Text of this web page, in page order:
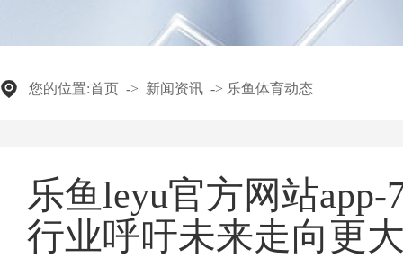
您的位置:首页 -> 新闻资讯 -> 乐鱼体育动态
乐鱼leyu官方网站
行业呼吁未来走向更